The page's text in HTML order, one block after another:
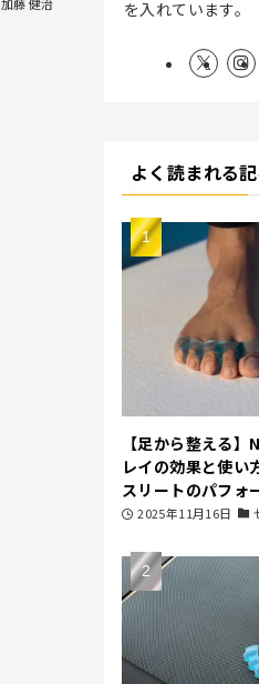
加藤 健治
を入れています。
よく読まれる
【足から整える
レイの効果と使い
スリートのパフォ
2025年11月16日